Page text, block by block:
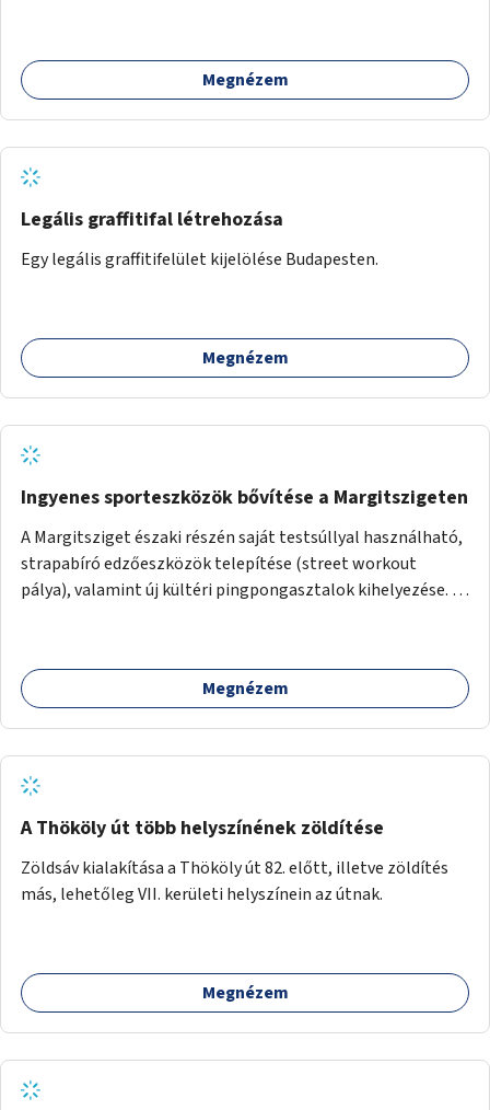
Megnézem
Legális graffitifal létrehozása
Egy legális graffitifelület kijelölése Budapesten.
Megnézem
Ingyenes sporteszközök bővítése a Margitszigeten
A Margitsziget északi részén saját testsúllyal használható,
strapabíró edzőeszközök telepítése (street workout
pálya), valamint új kültéri pingpongasztalok kihelyezése. A
népszerű, ingyenes sportolási lehetőség válna elérhetővé a
sziget északi felén, ahol jelenleg egyetlen asztal sem
Megnézem
A Thököly út több helyszínének zöldítése
Zöldsáv kialakítása a Thököly út 82. előtt, illetve zöldítés
más, lehetőleg VII. kerületi helyszínein az útnak.
Megnézem